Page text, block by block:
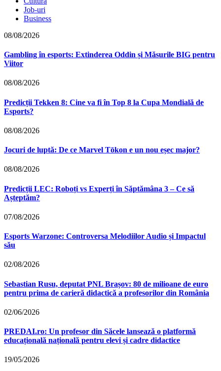
Job-uri
Business
08/08/2026
Gambling în esports: Extinderea Oddin și Măsurile BIG pentru
Viitor
08/08/2026
Predicții Tekken 8: Cine va fi în Top 8 la Cupa Mondială de
Esports?
08/08/2026
Jocuri de luptă: De ce Marvel Tōkon e un nou eșec major?
08/08/2026
Predicții LEC: Roboți vs Experți în Săptămâna 3 – Ce să
Așteptăm?
07/08/2026
Esports Warzone: Controversa Melodiilor Audio și Impactul
său
02/08/2026
Sebastian Rusu, deputat PNL Brașov: 80 de milioane de euro
pentru prima de carieră didactică a profesorilor din România
02/06/2026
PREDAI.ro: Un profesor din Săcele lansează o platformă
educațională națională pentru elevi și cadre didactice
19/05/2026